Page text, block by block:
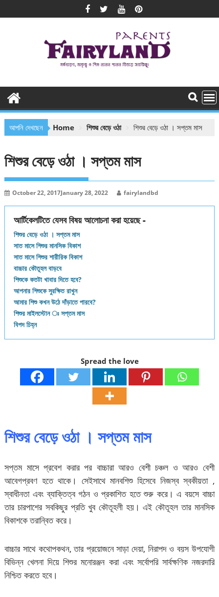
to
আপনি দেখছেন Home শিশুর বেড়ে ওঠা শিশুর বেড়ে ওঠা । সপ্তম মাস
শিশুর বেড়ে ওঠা । সপ্তম মাস
October 22, 2017January 28, 2022 fairylandbd
আর্টিকেলটিতে যেসব বিষয় আলোচনা করা হয়েছে -
শিশুর বেড়ে ওঠা । সপ্তম মাস
সাত মাসে শিশুর মানসিক বিকাশ
সাত মাসে শিশুর শারীরিক বিকাশ
বাচ্চার কৌতূহল বাড়বে
শিশুকে কতটা খাবার দিতে হবে?
আপনার শিশুকে সুরক্ষিত রাখুন
আমার শিশু কখন উঠে দাঁড়াতে পারবে?
শিশুর মাইলস্টোন ঃ সপ্তম মাস
বিপদ চিহ্ন
Spread the love
শিশুর বেড়ে ওঠা । সপ্তম মাস
সপ্তম মাসে প্রবেশ করার পর বাচ্চারা আরও বেশী চঞ্চল ও আরও বেশী
আবেগপ্রবণ হতে থাকে। সেইসাথে মানবশিশু হিসেবে নিজস্ব স্বকীয়তা ,
স্বাধীনতা এবং ব্যাক্তিত্ব গঠন ও প্রকাশিত হতে শুরু করে। এ বয়সে বাচ্চা
তার চারপাশের সবকিছুর প্রতি খুব কৌতূহলী হয়। এই কৌতূহল তার মানসিক
বিকাশকে তরান্বিত করে।
বাচ্চার সাথে কথোপকথন, তার প্রয়োজনে সাড়া দেয়া, নিরাপদ ও বয়স উপযোগী
বিভিন্ন খেলনা দিয়ে শিশুর মনোরঞ্জন করা এবং সর্বোপরি সার্বক্ষণিক নজরদারি
নিশ্চিত করতে হবে।